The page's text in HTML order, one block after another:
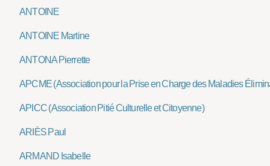
ANTOINE
ANTOINE Martine
ANTONA Pierrette
APCME (Association pour la Prise en Charge des Maladies
APICC (Association Pitié Culturelle et Citoyenne)
ARIÈS Paul
ARMAND Isabelle